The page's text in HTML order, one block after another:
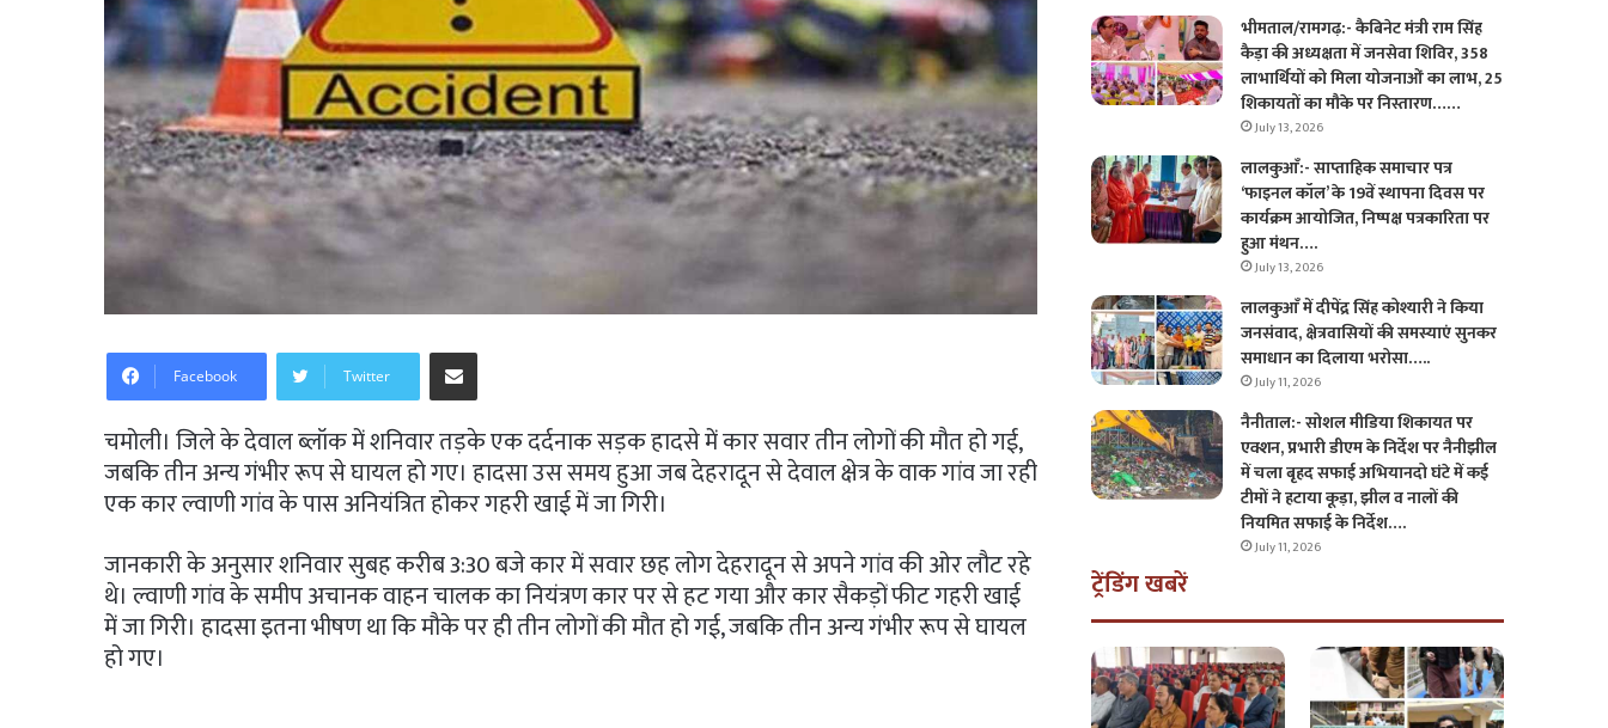
Facebook Twitter
Share via Email
चमोली। जिले के देवाल ब्लॉक में शनिवार तड़के एक दर्दनाक सड़क हादसे में कार सवार तीन लोगों की मौत हो गई,
जबकि तीन अन्य गंभीर रूप से घायल हो गए। हादसा उस समय हुआ जब देहरादून से देवाल क्षेत्र के वाक गांव जा रही
एक कार ल्वाणी गांव के पास अनियंत्रित होकर गहरी खाई में जा गिरी।
जानकारी के अनुसार शनिवार सुबह करीब 3:30 बजे कार में सवार छह लोग देहरादून से अपने गांव की ओर लौट रहे
थे। ल्वाणी गांव के समीप अचानक वाहन चालक का नियंत्रण कार पर से हट गया और कार सैकड़ों फीट गहरी खाई
में जा गिरी। हादसा इतना भीषण था कि मौके पर ही तीन लोगों की मौत हो गई, जबकि तीन अन्य गंभीर रूप से घायल
हो गए।
भीमताल/रामगढ़:- कैबिनेट मंत्री राम सिंह
कैड़ा की अध्यक्षता में जनसेवा शिविर, 358
लाभार्थियों को मिला योजनाओं का लाभ, 25
शिकायतों का मौके पर निस्तारण……
July 13, 2026
लालकुआँ:- साप्ताहिक समाचार पत्र
‘फाइनल कॉल’ के 19वें स्थापना दिवस पर
कार्यक्रम आयोजित, निष्पक्ष पत्रकारिता पर
हुआ मंथन….
July 13, 2026
लालकुआँ में दीपेंद्र सिंह कोश्यारी ने किया
जनसंवाद, क्षेत्रवासियों की समस्याएं सुनकर
समाधान का दिलाया भरोसा…..
July 11, 2026
नैनीताल:- सोशल मीडिया शिकायत पर
एक्शन, प्रभारी डीएम के निर्देश पर नैनीझील
में चला बृहद सफाई अभियानदो घंटे में कई
टीमों ने हटाया कूड़ा, झील व नालों की
नियमित सफाई के निर्देश….
July 11, 2026
ट्रेंडिंग खबरें